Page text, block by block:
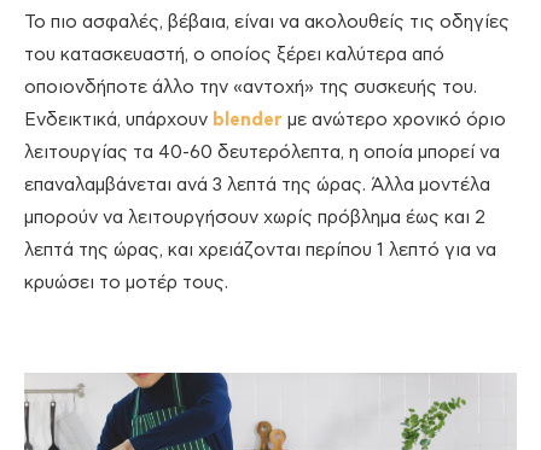
Το πιο ασφαλές, βέβαια, είναι να ακολουθείς τις οδηγίες
του κατασκευαστή, ο οποίος ξέρει καλύτερα από
οποιονδήποτε άλλο την «αντοχή» της συσκευής του.
Ενδεικτικά, υπάρχουν blender με ανώτερο χρονικό όριο
λειτουργίας τα 40-60 δευτερόλεπτα, η οποία μπορεί να
επαναλαμβάνεται ανά 3 λεπτά της ώρας. Άλλα μοντέλα
μπορούν να λειτουργήσουν χωρίς πρόβλημα έως και 2
λεπτά της ώρας, και χρειάζονται περίπου 1 λεπτό για να
κρυώσει το μοτέρ τους.